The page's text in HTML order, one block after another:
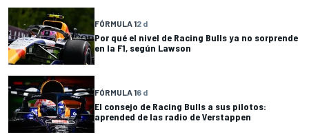
FÓRMULA 12 d
Por qué el nivel de Racing Bulls ya no sorprende
en la F1, según Lawson
FÓRMULA 16 d
El consejo de Racing Bulls a sus pilotos:
aprended de las radio de Verstappen